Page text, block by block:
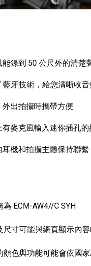
能錄到 50 公尺外的清楚
藍牙技術，給您清晰收
外出拍攝時攜帶方便
有麥克風輸入迷你插孔
耳機和拍攝主體保持聯繫
為 ECM-AW4//C SYH
尺寸可能與網頁顯示內容
顏色與功能可能會依國家